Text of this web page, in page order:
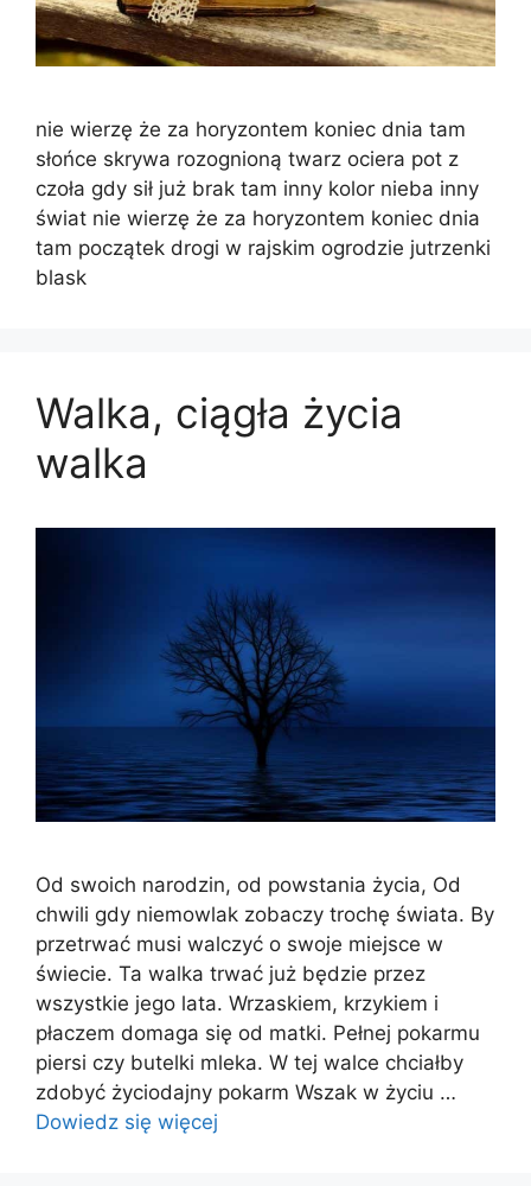
nie wierzę że za horyzontem koniec dnia tam
słońce skrywa rozognioną twarz ociera pot z
czoła gdy sił już brak tam inny kolor nieba inny
świat nie wierzę że za horyzontem koniec dnia
tam początek drogi w rajskim ogrodzie jutrzenki
blask
Walka, ciągła życia
walka
Od swoich narodzin, od powstania życia, Od
chwili gdy niemowlak zobaczy trochę świata. By
przetrwać musi walczyć o swoje miejsce w
świecie. Ta walka trwać już będzie przez
wszystkie jego lata. Wrzaskiem, krzykiem i
płaczem domaga się od matki. Pełnej pokarmu
piersi czy butelki mleka. W tej walce chciałby
zdobyć życiodajny pokarm Wszak w życiu …
Dowiedz się więcej